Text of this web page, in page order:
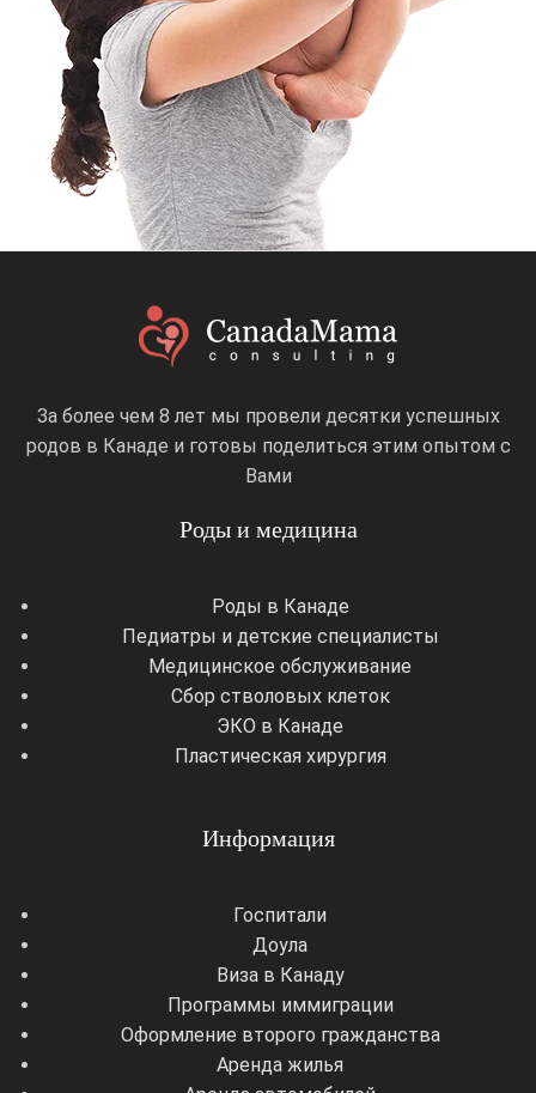
За более чем 8 лет мы провели десятки успешных
родов в Канаде и готовы поделиться этим опытом с
Вами
Роды и медицина
Роды в Канаде
Педиатры и детские специалисты
Медицинское обслуживание
Сбор стволовых клеток
ЭКО в Канаде
Пластическая хирургия
Информация
Госпитали
Доула
Виза в Канаду
Программы иммиграции
Оформление второго гражданства
Аренда жилья